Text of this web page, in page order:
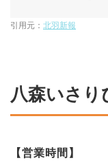
引用元： 北羽新報
八森いさ
【営業時間】